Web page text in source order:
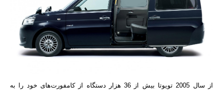
از سال 2005 تویوتا بیش از 36 هزار دستگاه از کامفورت‌های خود را به